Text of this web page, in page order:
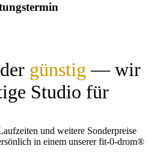
günstig — wir
Studio für
und weitere Sonderpreise
in einem unserer fit-0-drom®️